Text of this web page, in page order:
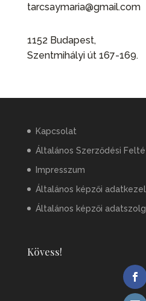
tarcsaymaria@gmail.com
1152 Budapest,
Szentmihályi út 167-169.
Kapcsolat
Általános Szerződési
Impresszum
Általános képzői
Általános képzői
Kövess!